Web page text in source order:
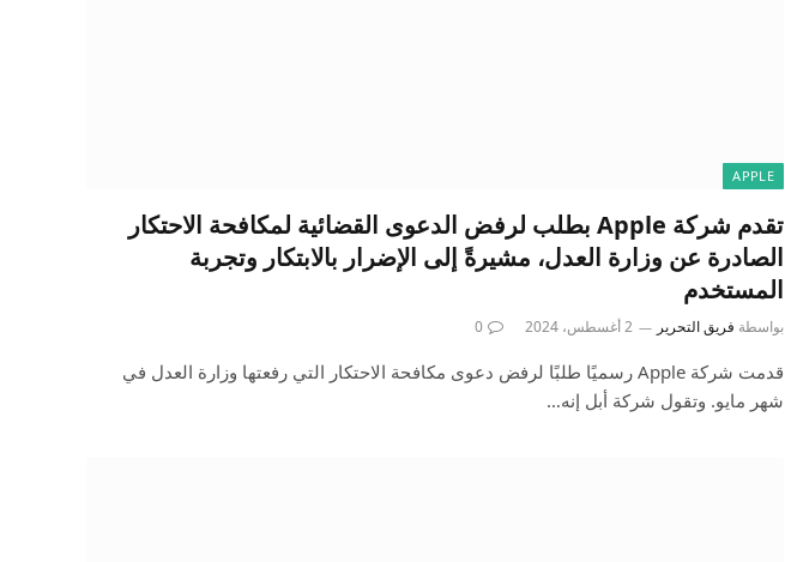
APPLE
تقدم شركة Apple بطلب لرفض الدعوى القضائية لمكافحة الاحتكار
الصادرة عن وزارة العدل، مشيرةً إلى الإضرار بالابتكار وتجربة
المستخدم
بواسطة فريق التحرير 2 أغسطس، 2024 0
قدمت شركة Apple رسميًا طلبًا لرفض دعوى مكافحة الاحتكار التي رفعتها وزارة العدل في
شهر مايو. وتقول شركة أبل إنه…